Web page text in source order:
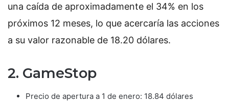
una caída de aproximadamente el 34% en los
próximos 12 meses, lo que acercaría las acciones
a su valor razonable de 18.20 dólares.
2. GameStop
Precio de apertura a 1 de enero: 18.84 dólares